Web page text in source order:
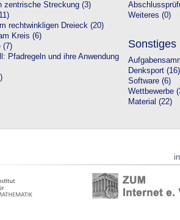
zentrische Streckung (3)
rechtwinkligen Dreieck (20)
Kreis (6)
(7)
Pfadregeln und ihre Anwendung
Weiteres (0)
Sonstiges
Denksport (16)
Software (6)
Wettbewerbe
Material (22)